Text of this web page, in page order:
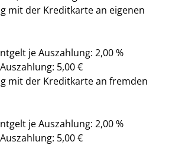
mit der Kreditkarte an eigenen
je Auszahlung: 2,00 %
5,00 €
mit der Kreditkarte an fremden
je Auszahlung: 2,00 %
5,00 €